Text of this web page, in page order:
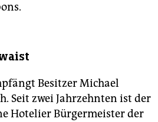
Besitzer Michael
Seit zwei Jahrzehnten ist der
Hotelier Bürgermeister der